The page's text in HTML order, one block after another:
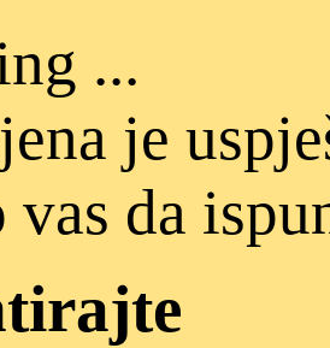
...
je
da